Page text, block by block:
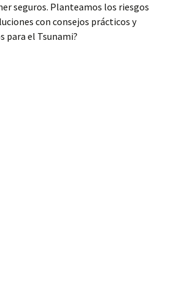
seguros. Planteamos los riesgos
con consejos prácticos y
para el Tsunami?